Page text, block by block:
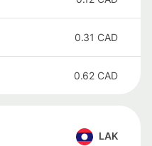
0.31 CAD
0.62 CAD
LAK